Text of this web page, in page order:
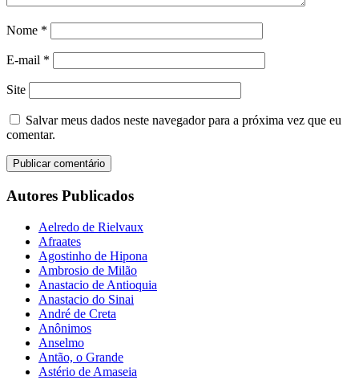
Nome *
E-mail *
Site
Salvar meus dados neste navegador para a próxima vez que eu
comentar.
Autores Publicados
Aelredo de Rielvaux
Afraates
Agostinho de Hipona
Ambrosio de Milão
Anastacio de Antioquia
Anastacio do Sinai
André de Creta
Anônimos
Anselmo
Antão, o Grande
Astério de Amaseia